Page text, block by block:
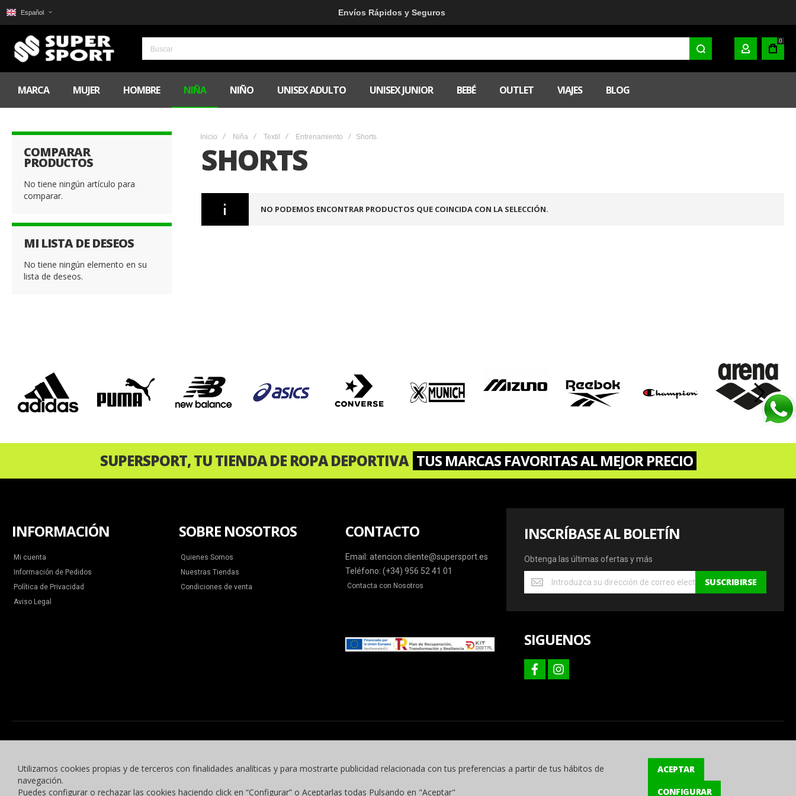
Español Envíos Rápidos y Seguros
MI CUENTA
0
MARCA MUJER HOMBRE NIÑA NIÑO UNISEX ADULTO UNISEX JUNIOR BEBÉ OUTLET VIAJES BLOG
Inicio Niña Textil Entrenamiento Shorts
SHORTS
NO PODEMOS ENCONTRAR PRODUCTOS QUE COINCIDA CON LA SELECCIÓN.
COMPARAR
PRODUCTOS
No tiene ningún artículo para
comparar.
MI LISTA DE DESEOS
No tiene ningún elemento en su
lista de deseos.
‹ ›
SUPERSPORT, TU TIENDA DE ROPA DEPORTIVA TUS MARCAS FAVORITAS AL MEJOR PRECIO
INSCRÍBASE AL BOLETÍN
Obtenga las últimas ofertas y más
Obtenga
las
ofertas
más
SUSCRIBIRSE
SIGUENOS
facebookinstagram
INFORMACIÓN
Mi cuenta
Información de Pedidos
Política de Privacidad
Aviso Legal
SOBRE NOSOTROS
Quienes Somos
Nuestras Tiendas
Condiciones de venta
CONTACTO
Email: atencion.cliente@supersport.es
Teléfono: (+34) 956 52 41 01
Contacta con Nosotros
© 2015 -2023 Benyben Ropa Deportiva. Todos los derechos reservados.
Utilizamos cookies propias y de terceros con finalidades analíticas y para mostrarte publicidad relacionada con tus preferencias a partir de tus hábitos de
navegación.
Puedes configurar o rechazar las cookies haciendo click en “Configurar” o Aceptarlas todas Pulsando en "Aceptar"
ACEPTAR
CONFIGURAR